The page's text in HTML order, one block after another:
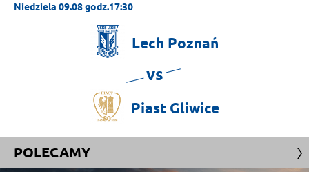
Niedziela 09.08 godz.17:30
Lech Poznań
vs
Piast Gliwice
POLECAMY